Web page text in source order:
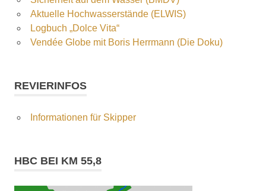
Aktuelle Hochwasserstände (ELWIS)
Logbuch „Dolce Vita“
Vendée Globe mit Boris Herrmann (Die Doku)
REVIERINFOS
Informationen für Skipper
HBC BEI KM 55,8